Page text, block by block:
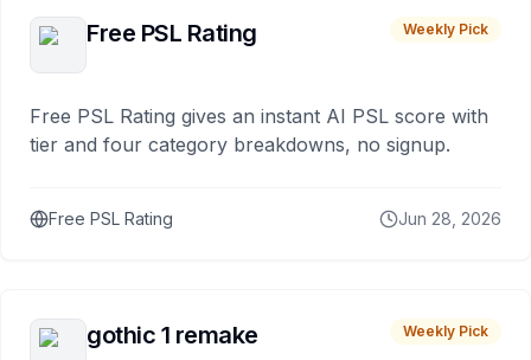
Free PSL Rating Weekly Pick
Free PSL Rating gives an instant AI PSL score with
tier and four category breakdowns, no signup.
Free PSL Rating Jun 28, 2026
gothic 1 remake Weekly Pick